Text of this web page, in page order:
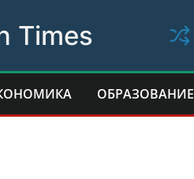
Times
ОБРАЗОВАНИЕ